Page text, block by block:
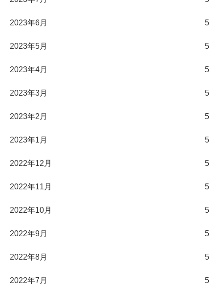
2023年6月 5
2023年5月 5
2023年4月 5
2023年3月 5
2023年2月 5
2023年1月 5
2022年12月 5
2022年11月 5
2022年10月 5
2022年9月 5
2022年8月 5
2022年7月 5